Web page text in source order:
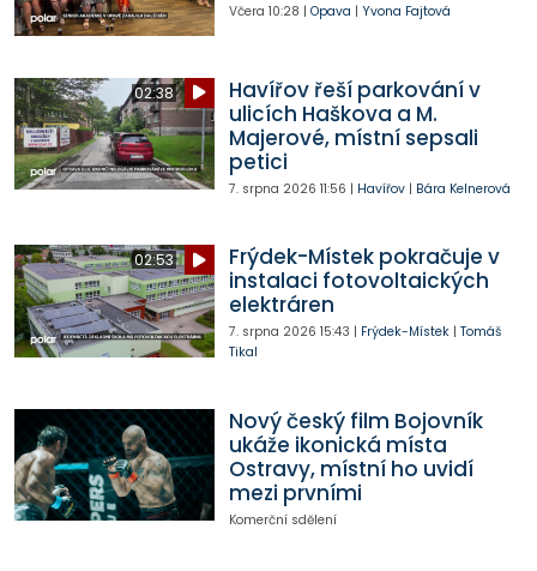
Včera 10:28 | Opava | Yvona Fajtová
02:38
Havířov řeší parkování v
ulicích Haškova a M.
Majerové, místní sepsali
petici
7. srpna 2026 11:56 | Havířov| Bára Kelnerová
02:53
Frýdek-Místek pokračuje v
instalaci fotovoltaických
elektráren
7. srpna 2026 15:43 | Frýdek-Místek| Tomáš
Tikal
Nový český film Bojovník
ukáže ikonická místa
Ostravy, místní ho uvidí
mezi prvními
Komerční sdělení